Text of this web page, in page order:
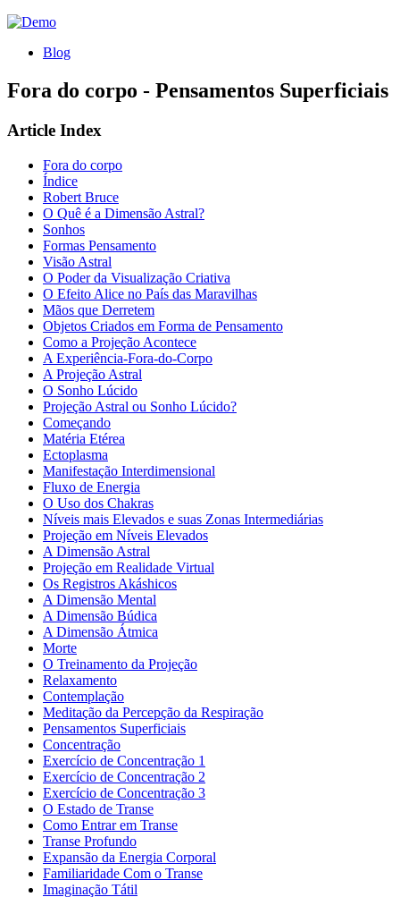
Blog
Fora do corpo - Pensamentos Superficiais
Article Index
Fora do corpo
Índice
Robert Bruce
O Quê é a Dimensão Astral?
Sonhos
Formas Pensamento
Visão Astral
O Poder da Visualização Criativa
O Efeito Alice no País das Maravilhas
Mãos que Derretem
Objetos Criados em Forma de Pensamento
Como a Projeção Acontece
A Experiência-Fora-do-Corpo
A Projeção Astral
O Sonho Lúcido
Projeção Astral ou Sonho Lúcido?
Começando
Matéria Etérea
Ectoplasma
Manifestação Interdimensional
Fluxo de Energia
O Uso dos Chakras
Níveis mais Elevados e suas Zonas Intermediárias
Projeção em Níveis Elevados
A Dimensão Astral
Projeção em Realidade Virtual
Os Registros Akáshicos
A Dimensão Mental
A Dimensão Búdica
A Dimensão Átmica
Morte
O Treinamento da Projeção
Relaxamento
Contemplação
Meditação da Percepção da Respiração
Pensamentos Superficiais
Concentração
Exercício de Concentração 1
Exercício de Concentração 2
Exercício de Concentração 3
O Estado de Transe
Como Entrar em Transe
Transe Profundo
Expansão da Energia Corporal
Familiaridade Com o Transe
Imaginação Tátil